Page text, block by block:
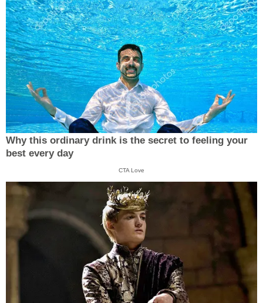
Why this ordinary drink is the secret to feeling your
best every day
CTA Love